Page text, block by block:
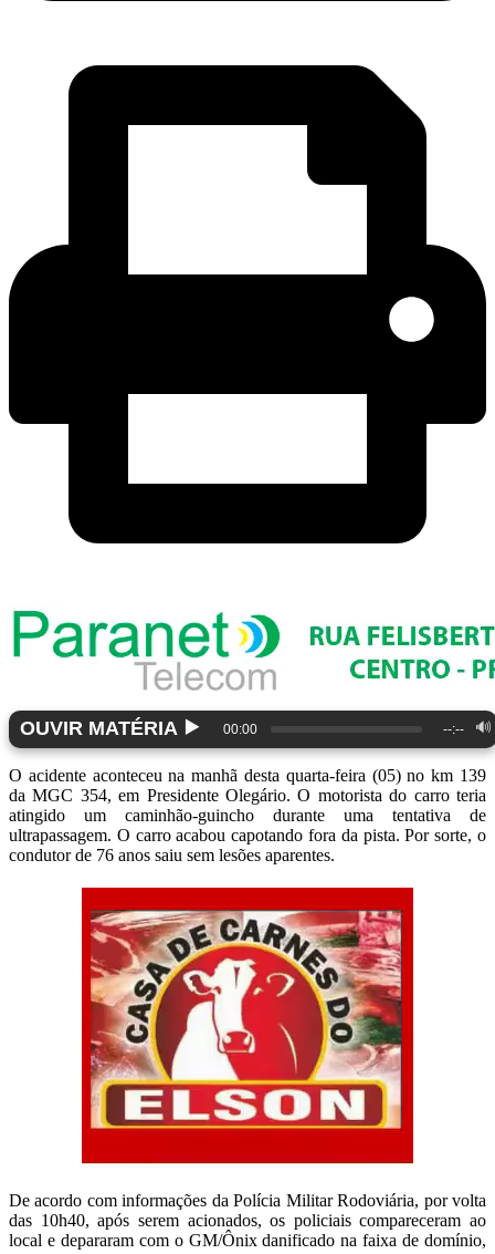
OUVIR MATÉRIA ▶️ 00:00 --:-- 🔊
O acidente aconteceu na manhã desta quarta-feira (05) no km 139
da MGC 354, em Presidente Olegário. O motorista do carro teria
atingido um caminhão-guincho durante uma tentativa de
ultrapassagem. O carro acabou capotando fora da pista. Por sorte, o
condutor de 76 anos saiu sem lesões aparentes.
De acordo com informações da Polícia Militar Rodoviária, por volta
das 10h40, após serem acionados, os policiais compareceram ao
local e depararam com o GM/Ônix danificado na faixa de domínio,